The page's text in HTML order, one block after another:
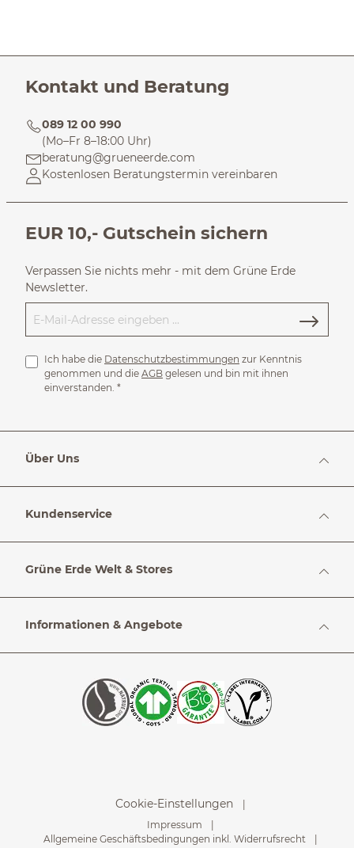
Kontakt und Beratung
089 12 00 990
(Mo–Fr 8–18:00 Uhr)
beratung@grueneerde.com
Kostenlosen Beratungstermin vereinbaren
EUR 10,- Gutschein sichern
Verpassen Sie nichts mehr - mit dem Grüne Erde
Newsletter.
Ich habe die Datenschutzbestimmungen zur Kenntnis
genommen und die AGB gelesen und bin mit ihnen
einverstanden. *
Über Uns
Kundenservice
Grüne Erde Welt & Stores
Informationen & Angebote
Cookie-Einstellungen
Impressum
Allgemeine Geschäftsbedingungen inkl. Widerrufsrecht